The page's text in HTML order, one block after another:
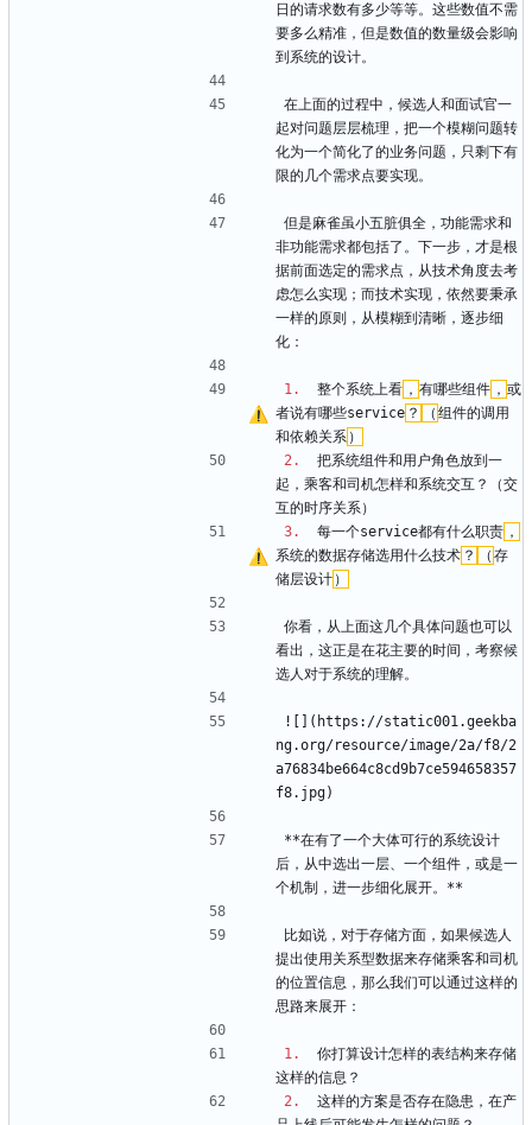
日的请求数有多少等等。这些数值不需
要多么精准，但是数值的数量级会影响
到系统的设计。
在上面的过程中，候选人和面试官一
起对问题层层梳理，把一个模糊问题转
化为一个简化了的业务问题，只剩下有
限的几个需求点要实现。
但是麻雀虽小五脏俱全，功能需求和
非功能需求都包括了。下一步，才是根
据前面选定的需求点，从技术角度去考
虑怎么实现；而技术实现，依然要秉承
一样的原则，从模糊到清晰，逐步细
化：
1.
  整个系统上看
， 有哪些组件 ， 或
者说有哪些service ？ （ 组件的调用
和依赖关系 ）
2.
  把系统组件和用户角色放到一
起，乘客和司机怎样和系统交互？（交
互的时序关系）
3.
  每一个service都有什么职责
，
系统的数据存储选用什么技术 ？ （ 存
储层设计 ）
你看，从上面这几个具体问题也可以
看出，这正是在花主要的时间，考察候
选人对于系统的理解。
![](https://static001.geekba
ng.org/resource/image/2a/f8/2
a76834be664c8cd9b7ce594658357
f8.jpg)
**在有了一个大体可行的系统设计
后，从中选出一层、一个组件，或是一
个机制，进一步细化展开。**
比如说，对于存储方面，如果候选人
提出使用关系型数据来存储乘客和司机
的位置信息，那么我们可以通过这样的
思路来展开：
1.
  你打算设计怎样的表结构来存储
这样的信息？
2.
  这样的方案是否存在隐患，在产